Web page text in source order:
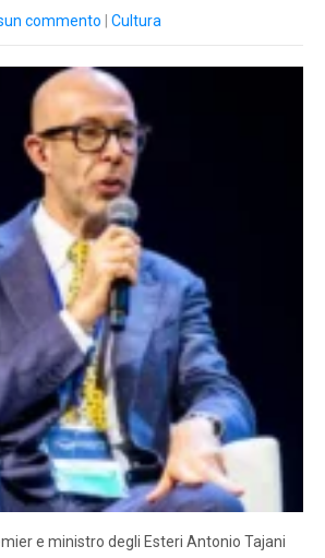
commento Cultura
e ministro degli Esteri Antonio Tajani